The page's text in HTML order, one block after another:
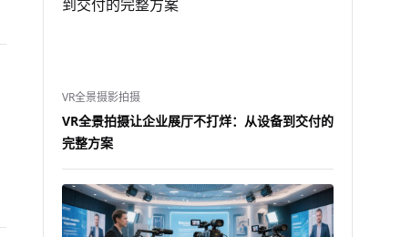
VR全景摄影拍摄
VR全景拍摄让企业展厅不打烊：从设备到交付的
完整方案